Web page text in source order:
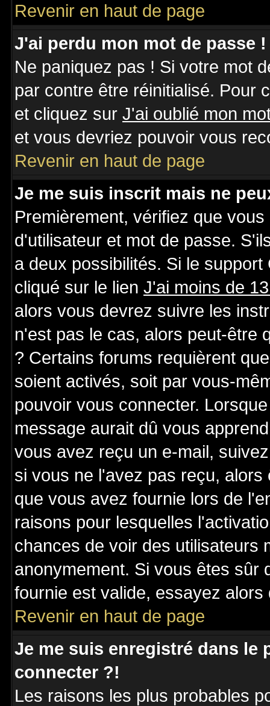
Revenir en haut de page
J'ai perdu mon mot de passe !
Ne paniquez pas ! Si votre mot
par contre être réinitialisé. Pour
et cliquez sur J'ai oublié mon
et vous devriez pouvoir vous
Revenir en haut de page
Je me suis inscrit mais ne
Premièrement, vérifiez que
d'utilisateur et mot de passe.
a deux possibilités. Si le
cliqué sur le lien J'ai moins de
alors vous devrez suivre les
n'est pas le cas, alors peut-être
? Certains forums requièrent
soient activés, soit par vous-
pouvoir vous connecter.
message aurait dû vous
vous avez reçu un e-mail,
si vous ne l'avez pas reçu,
que vous avez fournie lors de
raisons pour lesquelles
chances de voir des utilisateurs
anonymement. Si vous êtes sûr
fournie est valide, essayez
Revenir en haut de page
Je me suis enregistré dans le
connecter ?!
Les raisons les plus probables